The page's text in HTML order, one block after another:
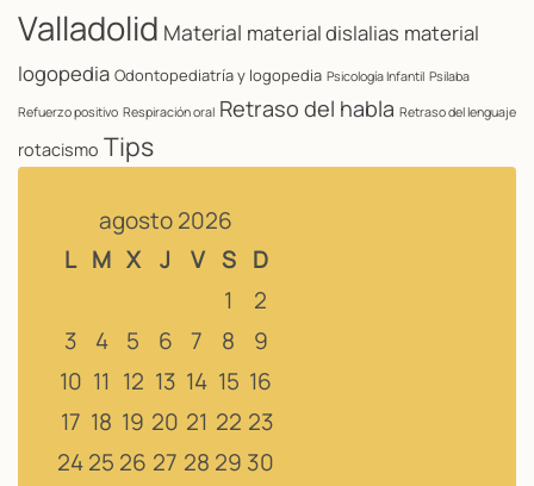
Valladolid Material material dislalias material
logopedia Odontopediatría y logopedia Psicología Infantil Psilaba
Refuerzo positivo Respiración oral Retraso del habla Retraso del lenguaje
rotacismo Tips
agosto 2026
L M X J V S D
1
2
3
4 5 6 7 8
9
10 11 12 13 14 15 16
17 18 19 20 21 22 23
2425 26 27 28 29 30